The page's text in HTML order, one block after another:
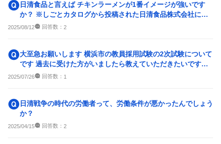
日清食品と言えば チキンラーメンが1番イメージが強いです
か？ ※しごとカタログから投稿された日清食品株式会社につ
いての質問です
2025/08/12 回答数： 2
大至急お願いします 横浜市の教員採用試験の2次試験について
です 過去に受けた方がいましたら教えていただきたいです。
①面接、場面指導 どの
2025/07/26 回答数： 1
日清戦争の時代の労働者って、労働条件が悪かったんでしょう
か？
2025/04/15 回答数： 2